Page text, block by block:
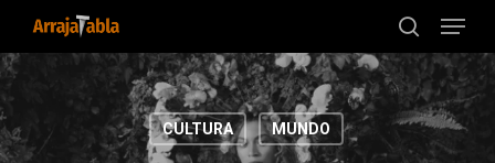
main
content
search
Menu
CULTURA MUNDO